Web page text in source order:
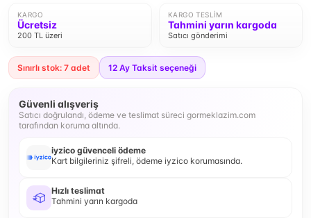
KARGO
Ücretsiz
200 TL üzeri
KARGO TESLIM
Tahmini yarın kargoda
Satıcı gönderimi
Sınırlı stok: 7 adet 12 Ay Taksit seçeneği
Güvenli alışveriş
Satıcı doğrulandı, ödeme ve teslimat süreci gormeklazim.com
tarafından koruma altında.
iyzico güvenceli ödeme
Kart bilgileriniz şifreli, ödeme iyzico korumasında.
Hızlı teslimat
Tahmini yarın kargoda